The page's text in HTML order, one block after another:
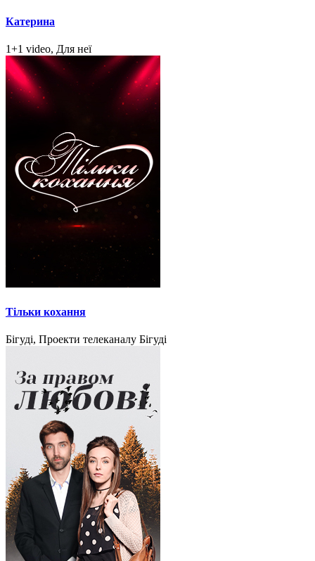
Катерина
1+1 video, Для неї
Тільки кохання
Бігуді, Проекти телеканалу Бігуді